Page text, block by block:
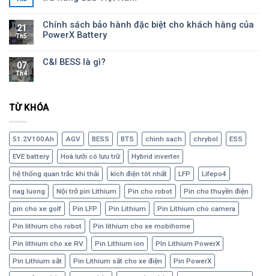
21
Th5
Chính sách bảo hành đặc biệt cho khách hàng của
PowerX Battery
07
Th4
C&I BESS là gì?
TỪ KHÓA
51.2V100Ah AGV BESS BTS chinh sach chrybol ESS
EVE battery Hoà lưới có lưu trữ Hybrid inverter
hệ thống quan trắc khí thải kích điện tôt nhất LFP Lifepo4
nag luong Nội trở pin Lithium Pin cho robot Pin cho thuyền điện
pin cho xe golf Pin LFP Pin Lithium Pin Lithium cho camera
Pin lithium cho robot Pin lithium cho xe mobihome
Pin lithium cho xe RV Pin Lithium ion PIn Lithium PowerX
Pin Lithium sắt Pin Lithium sắt cho xe điện Pin PowerX